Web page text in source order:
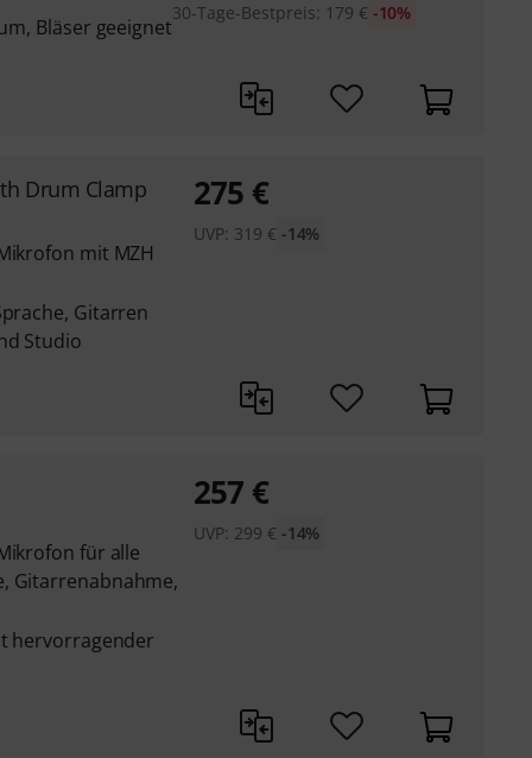
Bläser geeignet
30-Tage-Bestpreis: 179 € -10%
Drum Clamp
mit MZH
Gitarren
Studio
275 €
UVP: 319 € -14%
für alle
Gitarrenabnahme,
hervorragender
257 €
UVP: 299 € -14%